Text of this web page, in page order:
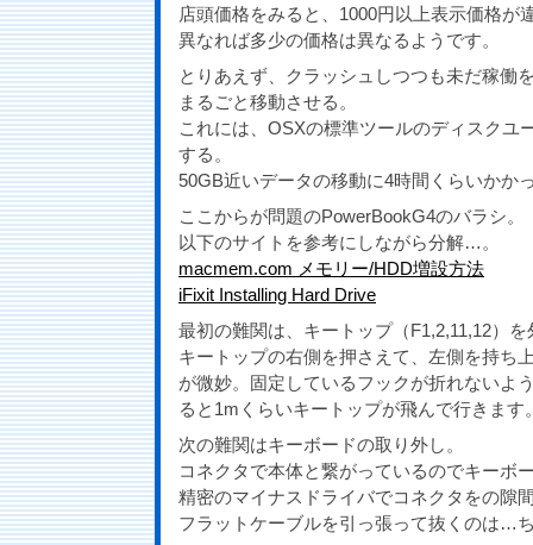
店頭価格をみると、1000円以上表示価格が
異なれば多少の価格は異なるようです。
とりあえず、クラッシュしつつも未だ稼働
まるごと移動させる。
これには、OSXの標準ツールのディスクユ
する。
50GB近いデータの移動に4時間くらいかか
ここからが問題のPowerBookG4のバラシ。
以下のサイトを参考にしながら分解…。
macmem.com メモリー/HDD増設方法
iFixit Installing Hard Drive
最初の難関は、キートップ（F1,2,11,12）
キートップの右側を押さえて、左側を持ち
が微妙。固定しているフックが折れないよ
ると1mくらいキートップが飛んで行きます
次の難関はキーボードの取り外し。
コネクタで本体と繋がっているのでキーボ
精密のマイナスドライバでコネクタをの隙
フラットケーブルを引っ張って抜くのは…